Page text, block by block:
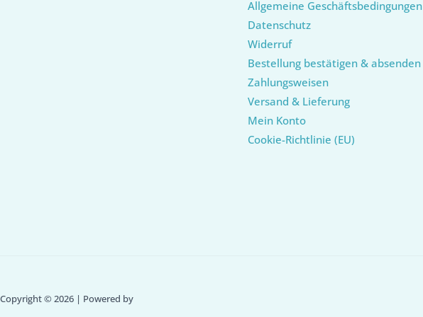
Allgemeine Geschäftsbedingungen
Datenschutz
Widerruf
Bestellung bestätigen & absenden
Zahlungsweisen
Versand & Lieferung
Mein Konto
Cookie-Richtlinie (EU)
Copyright © 2026 | Powered by